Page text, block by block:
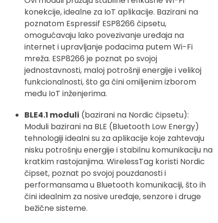
konekcije, idealne za IoT aplikacije. Bazirani na
poznatom Espressif ESP8266 čipsetu,
omogućavaju lako povezivanje uređaja na
internet i upravljanje podacima putem Wi-Fi
mreža. ESP8266 je poznat po svojoj
jednostavnosti, maloj potrošnji energije i velikoj
funkcionalnosti, što ga čini omiljenim izborom
među IoT inženjerima.
BLE4.1 moduli (bazirani na Nordic čipsetu):
Moduli bazirani na BLE (Bluetooth Low Energy)
tehnologiji idealni su za aplikacije koje zahtevaju
nisku potrošnju energije i stabilnu komunikaciju na
kratkim rastojanjima. WirelessTag koristi Nordic
čipset, poznat po svojoj pouzdanosti i
performansama u Bluetooth komunikaciji, što ih
čini idealnim za nosive uređaje, senzore i druge
bežične sisteme.